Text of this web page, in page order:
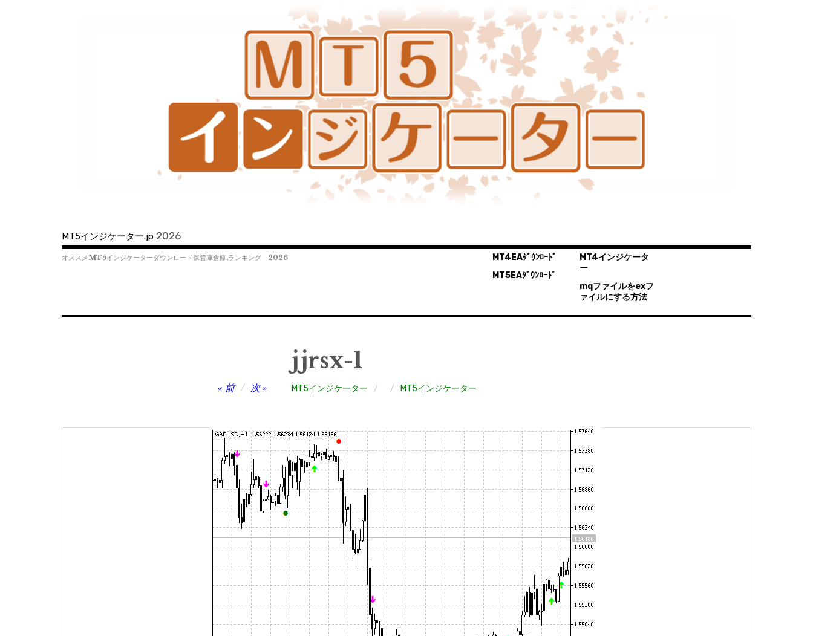
MT5インジケーター.jp 2026
オススメMT5インジケーターダウンロード保管庫倉庫,ランキング 2026
MT4EAﾀﾞｳﾝﾛｰﾄﾞ
MT5EAﾀﾞｳﾝﾛｰﾄﾞ
MT4インジケータ
ー
mqファイルをexフ
ァイルにする方法
jjrsx-1
MT5インジケーター MT5インジケーター
ナ
前 次